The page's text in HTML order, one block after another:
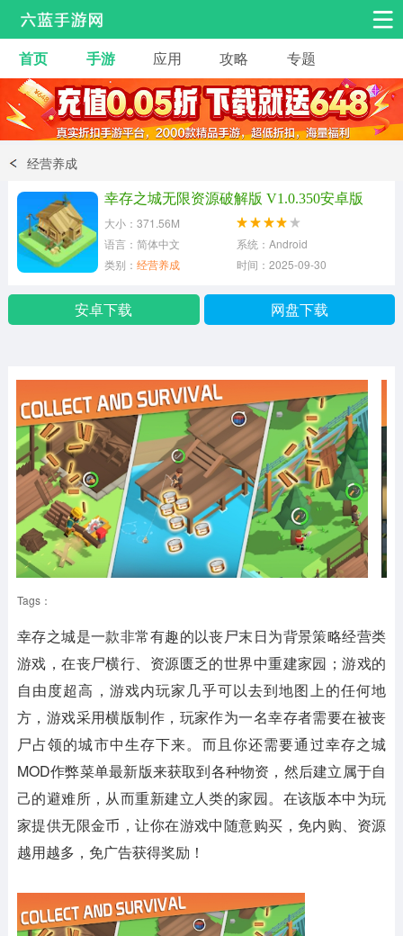
安卓手游 手游工具
热门手游 角色扮演 益智休闲
动作射击
冒险解谜 经营养成
体育竞技
首页 手游 应用 攻略 专题
经营养成
幸存之城无限资源破解版 V1.0.350安卓版
大小：371.56M
语言：简体中文
系统：Android
类别： 经营养成 时间：2025-09-30
安卓下载 网盘下载
Tags：
幸存之城是一款非常有趣的以丧尸末日为背景策略经营类
游戏，在丧尸横行、资源匮乏的世界中重建家园；游戏的
自由度超高，游戏内玩家几乎可以去到地图上的任何地
方，游戏采用横版制作，玩家作为一名幸存者需要在被丧
尸占领的城市中生存下来。而且你还需要通过幸存之城
MOD作弊菜单最新版来获取到各种物资，然后建立属于自
己的避难所，从而重新建立人类的家园。在该版本中为玩
家提供无限金币，让你在游戏中随意购买，免内购、资源
越用越多，免广告获得奖励！